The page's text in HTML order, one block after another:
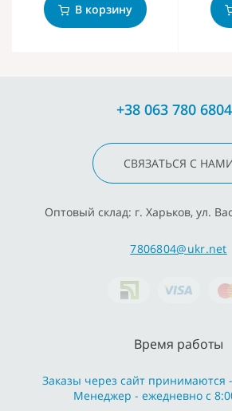
В корзину
+38 063 780 6804
СВЯЗАТЬСЯ С
Оптовый склад: г. Харьков, ул.
7806804@ukr.net
Время работы
Заказы через сайт принимаются
Менеджер - ежедневно с